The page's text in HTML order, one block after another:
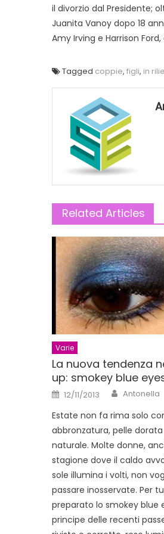
il divorzio dal Presidente;
Juanita Vanoy dopo 18
Amy Irving e Harrison
Tagged coppie, figli, in
Related Articles
Varie
La nuova tendenza
up: smokey blue
Posted
on
12/11/2013 Author
Antonella
Estate non fa rima solo
abbronzatura, pelle
naturale. Molte donne,
stagione dove il caldo
sole illumina i volti, non
passare inosservate. Per
preparato lo smokey blue
principe delle recenti